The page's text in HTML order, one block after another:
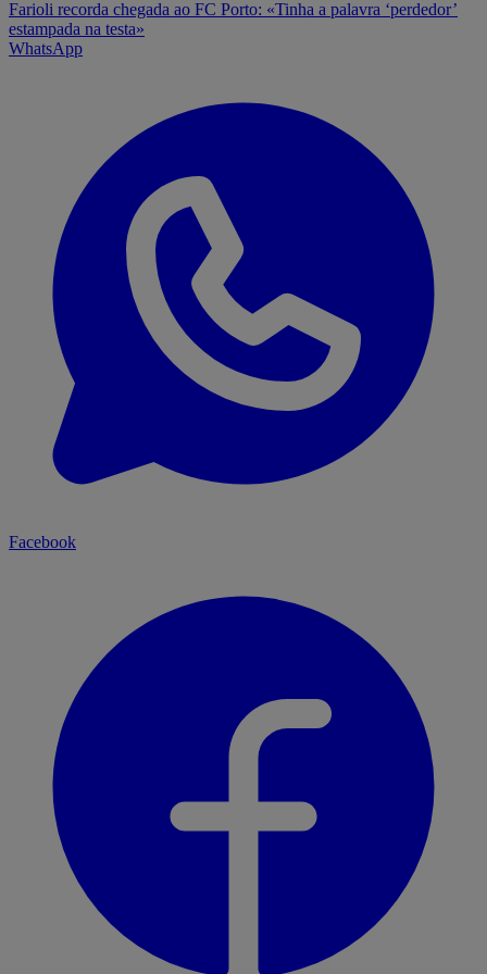
Farioli recorda chegada ao FC Porto: «Tinha a palavra ‘perdedor’
estampada na testa»
WhatsApp
Facebook